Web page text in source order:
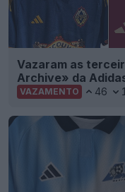
Vazaram as
Archive» da
VAZAMENTO 46